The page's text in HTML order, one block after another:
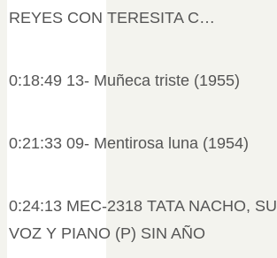
REYES CON TERESITA C…
0:18:49 13- Muñeca triste (1955)
0:21:33 09- Mentirosa luna (1954)
0:24:13 MEC-2318 TATA NACHO, SU
VOZ Y PIANO (P) SIN AÑO